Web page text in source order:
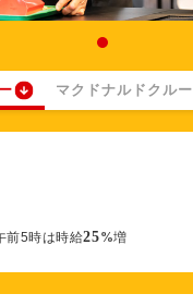
マクドナルドクルー
前5時は時給25%増